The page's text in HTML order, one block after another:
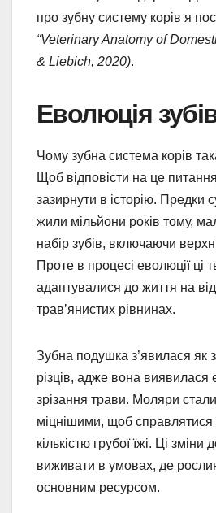
про зубну систему корів я
“Veterinary Anatomy of
& Liebich, 2020).
Еволюція
Чому зубна система корів
Щоб відповісти на це
зазирнути в історію. Предки
жили мільйони років тому,
набір зубів, включаючи верхні
Проте в процесі еволюції ці
адаптувалися до життя на
трав’янистих рівнинах.
Зубна подушка з’явилася як
різців, адже вона
зрізання трави. Моляри
міцнішими, щоб справлятися
кількістю грубої їжі. Ці
виживати в умовах, де
основним ресурсом.